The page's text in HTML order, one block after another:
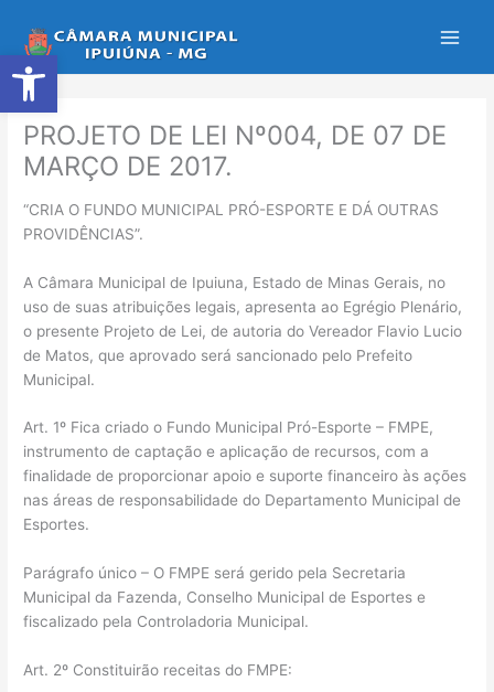
Abrir a barra de ferramentas
para
o
conteúdo
PROJETO DE LEI Nº004, DE 07 DE
MARÇO DE 2017.
“CRIA O FUNDO MUNICIPAL PRÓ-ESPORTE E DÁ OUTRAS
PROVIDÊNCIAS”.
A Câmara Municipal de Ipuiuna, Estado de Minas Gerais, no
uso de suas atribuições legais, apresenta ao Egrégio Plenário,
o presente Projeto de Lei, de autoria do Vereador Flavio Lucio
de Matos, que aprovado será sancionado pelo Prefeito
Municipal.
Art. 1º Fica criado o Fundo Municipal Pró-Esporte – FMPE,
instrumento de captação e aplicação de recursos, com a
finalidade de proporcionar apoio e suporte financeiro às ações
nas áreas de responsabilidade do Departamento Municipal de
Esportes.
Parágrafo único – O FMPE será gerido pela Secretaria
Municipal da Fazenda, Conselho Municipal de Esportes e
fiscalizado pela Controladoria Municipal.
Art. 2º Constituirão receitas do FMPE: